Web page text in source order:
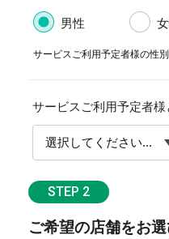
男性
サービスご利用予定者様の性
サービスご利用予定者
STEP 2
ご希望の店舗をお